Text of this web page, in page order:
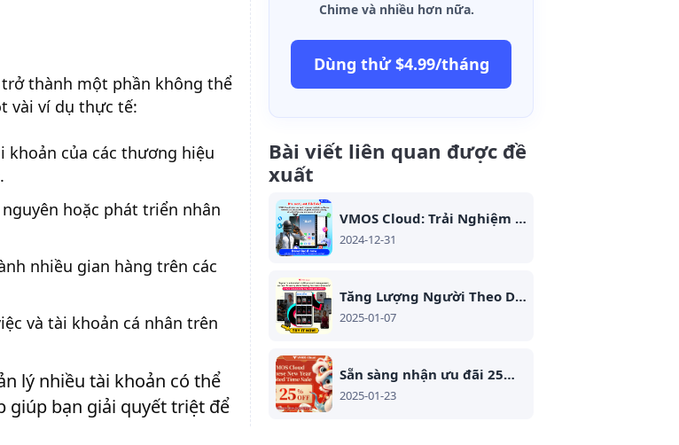
thành một phần không thể
vài ví dụ thực tế:
khoản của các thương hiệu
hoặc phát triển nhân
nhiều gian hàng trên các
và tài khoản cá nhân trên
lý nhiều tài khoản có thể
giúp bạn giải quyết triệt để
Chime và nhiều hơn nữa.
Dùng thử $4.99/tháng
Bài viết liên quan được đề
xuất
VMOS Cloud: Trải Nghiệm Android Mượt Mà Trên Đám Mây - Không Cần Cài Đặt!
2024-12-31
Tăng Lượng Người Theo Dõi TikTok và Kiếm Tiền với VMOS Cloud!
2025-01-07
Sẵn sàng nhận ưu đãi 25% - Chương trình Tết Nguyên Đán đặc biệt của VMOS Cloud!
2025-01-23